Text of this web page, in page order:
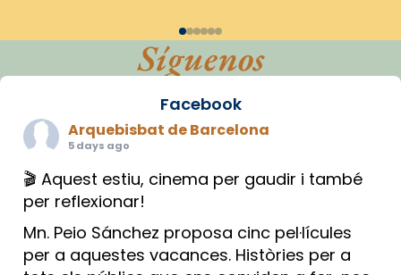
Síguenos
Facebook
Arquebisbat de Barcelona
5 days ago
🎬 Aquest estiu, cinema per gaudir i també
per reflexionar!
Mn. Peio Sánchez proposa cinc pel·lícules
per a aquestes vacances. Històries per a